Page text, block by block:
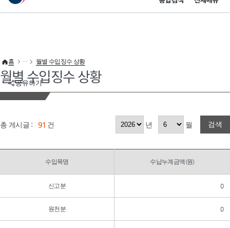
이 누리집은 대한민국 공식 전자정부 누리집입니다.
공유하기
홈 월별 수입징수 상황
월별 수입징수 상황
총 게시글 : 91 건 년 월 검색
수입목명 수납누계금액(원)
신고분 0
원천분 0